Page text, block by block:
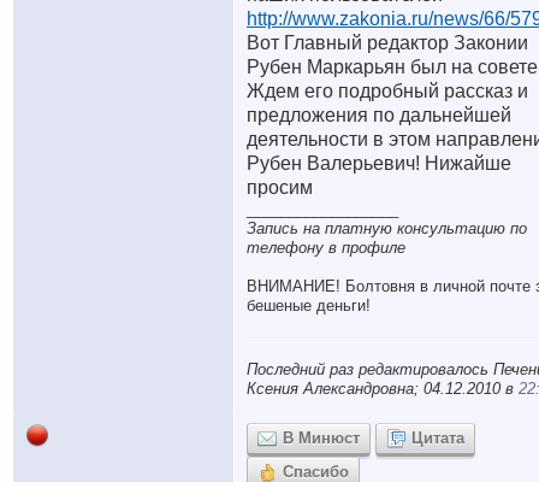
http://www.zakonia.ru/news/66/
Вот Главный редактор Законии
Рубен Маркарьян был на
Ждем его подробный рассказ и
предложения по дальнейшей
деятельности в этом
Рубен Валерьевич! Нижайше
просим
Запись на платную консультацию по
телефону в профиле
ВНИМАНИЕ! Болтовня в личной почте
бешеные деньги!
Последний раз редактировалось
Ксения Александровна; 04.12.2010 в
В Минюст
Цитата
Спасибо